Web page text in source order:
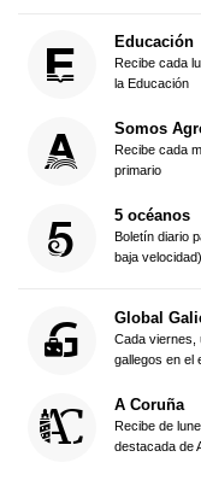
Educación
Recibe cada
la Educación
Somos
Recibe cada
primario
5 océanos
Boletín diario
baja velocidad)
Global
Cada viernes,
gallegos en el
A Coruña
Recibe de
destacada de